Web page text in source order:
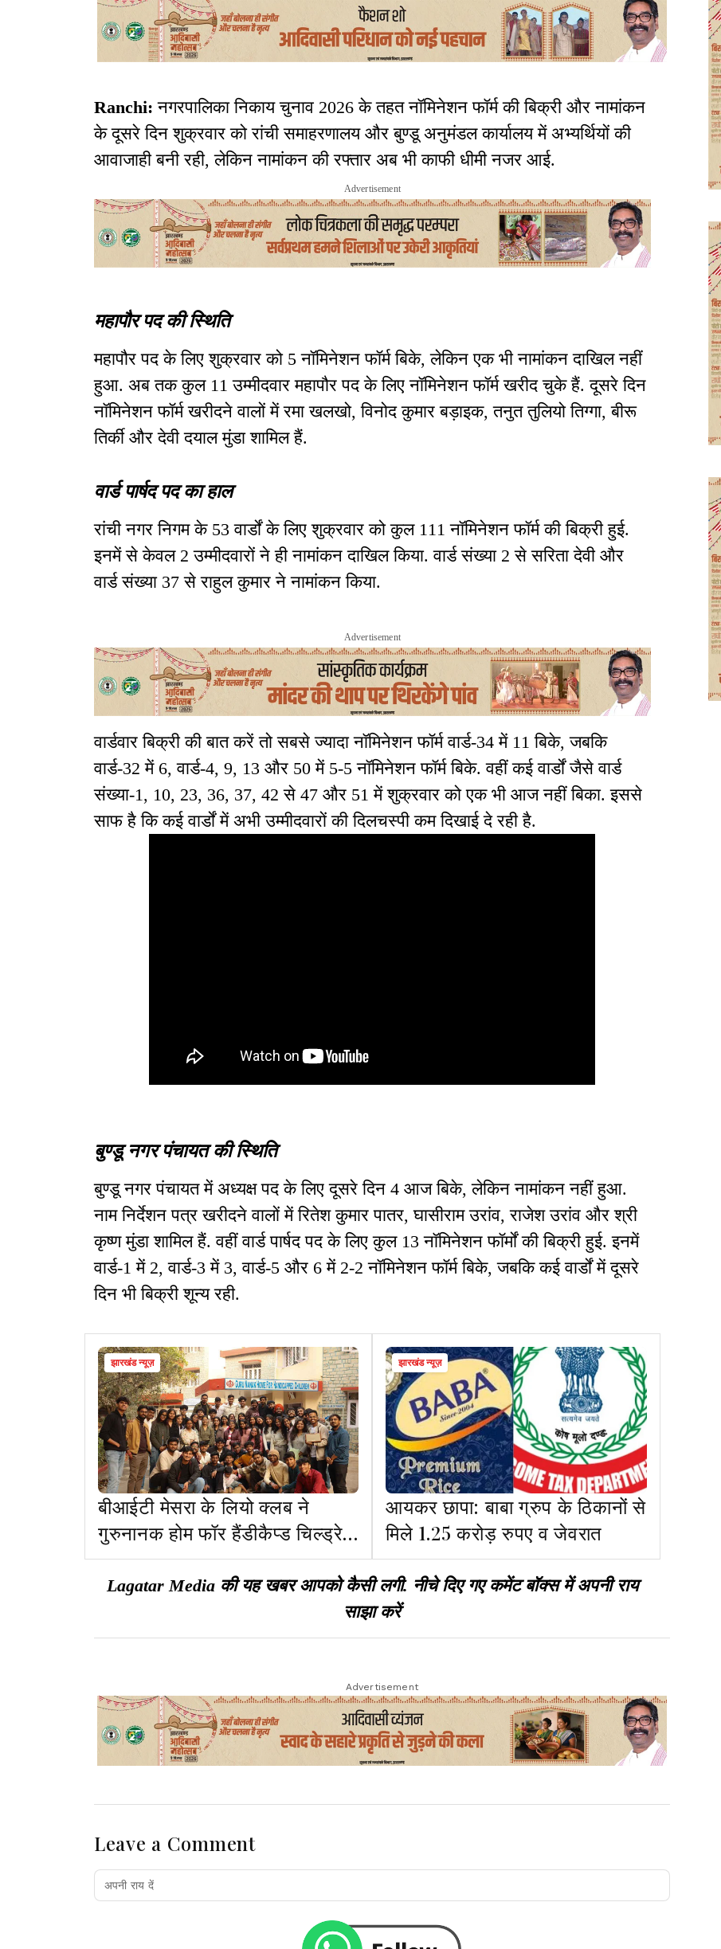
Ranchi: नगरपालिका निकाय चुनाव 2026 के तहत नॉमिनेशन फॉर्म की बिक्री और नामांकन
के दूसरे दिन शुक्रवार को रांची समाहरणालय और बुण्डू अनुमंडल कार्यालय में अभ्यर्थियों की
आवाजाही बनी रही, लेकिन नामांकन की रफ्तार अब भी काफी धीमी नजर आई.
Advertisement
महापौर पद की स्थिति
महापौर पद के लिए शुक्रवार को 5 नॉमिनेशन फॉर्म बिके, लेकिन एक भी नामांकन दाखिल नहीं
हुआ. अब तक कुल 11 उम्मीदवार महापौर पद के लिए नॉमिनेशन फॉर्म खरीद चुके हैं. दूसरे दिन
नॉमिनेशन फॉर्म खरीदने वालों में रमा खलखो, विनोद कुमार बड़ाइक, तनुत तुलियो तिग्गा, बीरू
तिर्की और देवी दयाल मुंडा शामिल हैं.
वार्ड पार्षद पद का हाल
रांची नगर निगम के 53 वार्डों के लिए शुक्रवार को कुल 111 नॉमिनेशन फॉर्म की बिक्री हुई.
इनमें से केवल 2 उम्मीदवारों ने ही नामांकन दाखिल किया. वार्ड संख्या 2 से सरिता देवी और
वार्ड संख्या 37 से राहुल कुमार ने नामांकन किया.
Advertisement
वार्डवार बिक्री की बात करें तो सबसे ज्यादा नॉमिनेशन फॉर्म वार्ड-34 में 11 बिके, जबकि
वार्ड-32 में 6, वार्ड-4, 9, 13 और 50 में 5-5 नॉमिनेशन फॉर्म बिके. वहीं कई वार्डों जैसे वार्ड
संख्या-1, 10, 23, 36, 37, 42 से 47 और 51 में शुक्रवार को एक भी आज नहीं बिका. इससे
साफ है कि कई वार्डों में अभी उम्मीदवारों की दिलचस्पी कम दिखाई दे रही है.
बुण्डू नगर पंचायत की स्थिति
बुण्डू नगर पंचायत में अध्यक्ष पद के लिए दूसरे दिन 4 आज बिके, लेकिन नामांकन नहीं हुआ.
नाम निर्देशन पत्र खरीदने वालों में रितेश कुमार पातर, घासीराम उरांव, राजेश उरांव और श्री
कृष्ण मुंडा शामिल हैं. वहीं वार्ड पार्षद पद के लिए कुल 13 नॉमिनेशन फॉर्मों की बिक्री हुई. इनमें
वार्ड-1 में 2, वार्ड-3 में 3, वार्ड-5 और 6 में 2-2 नॉमिनेशन फॉर्म बिके, जबकि कई वार्डों में दूसरे
दिन भी बिक्री शून्य रही.
झारखंड न्यूज़
बीआईटी मेसरा के लियो क्लब ने
गुरुनानक होम फॉर हैंडीकैप्ड चिल्ड्रेन
में रह रहे बच्चों के बीच दान की राशि
वितरित की
झारखंड न्यूज़
आयकर छापा: बाबा ग्रुप के ठिकानों से
मिले 1.25 करोड़ रुपए व जेवरात
Lagatar Media की यह खबर आपको कैसी लगी. नीचे दिए गए कमेंट बॉक्स में अपनी राय
साझा करें
Advertisement
Leave a Comment